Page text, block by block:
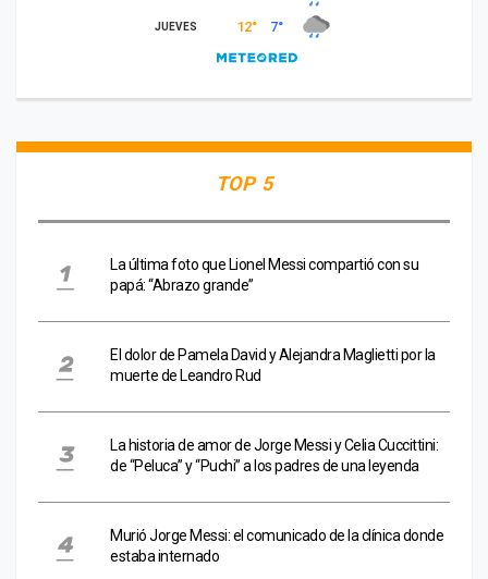
TOP 5
La última foto que Lionel Messi compartió con su
papá: “Abrazo grande”
El dolor de Pamela David y Alejandra Maglietti por la
muerte de Leandro Rud
La historia de amor de Jorge Messi y Celia Cuccittini:
de “Peluca” y “Puchi” a los padres de una leyenda
Murió Jorge Messi: el comunicado de la clínica donde
estaba internado